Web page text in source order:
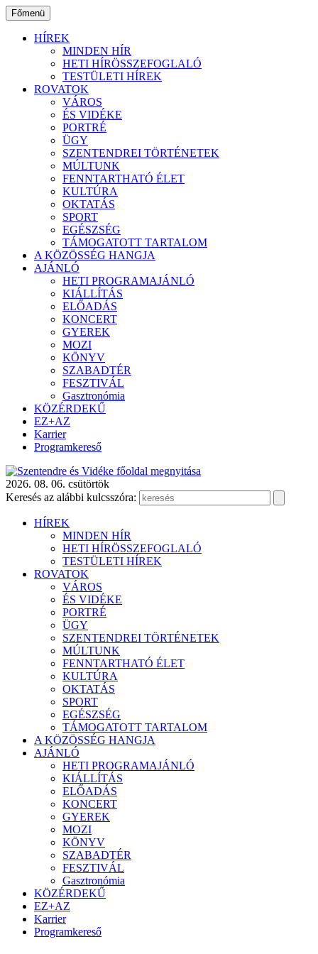
Ugrás
a
tartalomhoz
Főmenü
HÍREK
MINDEN HÍR
HETI HÍRÖSSZEFOGLALÓ
TESTÜLETI HÍREK
ROVATOK
VÁROS
ÉS VIDÉKE
PORTRÉ
ÜGY
SZENTENDREI TÖRTÉNETEK
MÚLTUNK
FENNTARTHATÓ ÉLET
KULTÚRA
OKTATÁS
SPORT
EGÉSZSÉG
TÁMOGATOTT TARTALOM
A KÖZÖSSÉG HANGJA
AJÁNLÓ
HETI PROGRAMAJÁNLÓ
KIÁLLÍTÁS
ELŐADÁS
KONCERT
GYEREK
MOZI
KÖNYV
SZABADTÉR
FESZTIVÁL
Gasztronómia
KÖZÉRDEKŰ
EZ+AZ
Karrier
Programkereső
2026. 08. 06. csütörtök
Keresés az alábbi kulcsszóra:
HÍREK
MINDEN HÍR
HETI HÍRÖSSZEFOGLALÓ
TESTÜLETI HÍREK
ROVATOK
VÁROS
ÉS VIDÉKE
PORTRÉ
ÜGY
SZENTENDREI TÖRTÉNETEK
MÚLTUNK
FENNTARTHATÓ ÉLET
KULTÚRA
OKTATÁS
SPORT
EGÉSZSÉG
TÁMOGATOTT TARTALOM
A KÖZÖSSÉG HANGJA
AJÁNLÓ
HETI PROGRAMAJÁNLÓ
KIÁLLÍTÁS
ELŐADÁS
KONCERT
GYEREK
MOZI
KÖNYV
SZABADTÉR
FESZTIVÁL
Gasztronómia
KÖZÉRDEKŰ
EZ+AZ
Karrier
Programkereső